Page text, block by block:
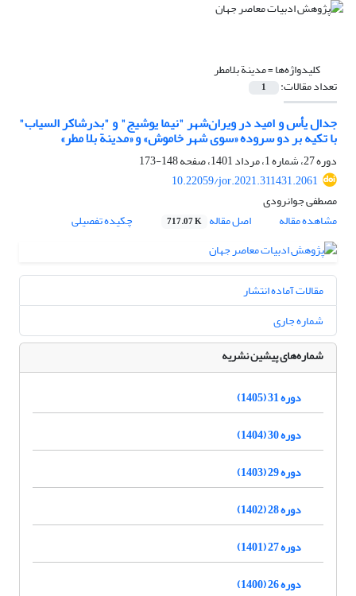
کلیدواژه‌ها =مدینة بلامطر
تعداد مقالات: 1
جدال یأس و امید در ویران‌شهر "نیما یوشیج" و "بدرشاکر السیاب"
با تکیه بر دو سروده «سوی شهر خاموش» و «مدینة بلا مطر»
دوره 27، شماره 1، مرداد 1401، صفحه
148-173
10.22059/jor.2021.311431.2061
مصطفی جوانرودی
مشاهده مقاله
اصل مقاله 717.07 K چکیده تفصیلی
مقالات آماده انتشار
شماره جاری
شماره‌های پیشین نشریه
دوره 31 (1405)
دوره 30 (1404)
دوره 29 (1403)
دوره 28 (1402)
دوره 27 (1401)
دوره 26 (1400)